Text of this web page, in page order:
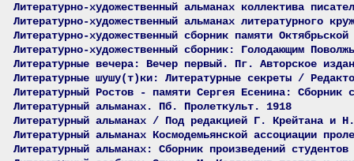
Литературно-художественный альманах коллектива
Литературно-художественный альманах литературного
Литературно-художественный сборник памяти
Литературно-художественный сборник: Голодающим
Литературные вечера: Вечер первый. Пг. Авторское
Литературные шушу(т)ки: Литературные секреты /
Литературный Ростов - памяти Сергея Есенина:
Литературный альманах. Пб. Пролеткульт. 1918
Литературный альманах / Под редакцией Г. Крейтана и
Литературный альманах Космодемьянской ассоциации
Литературный альманах: Сборник произведений